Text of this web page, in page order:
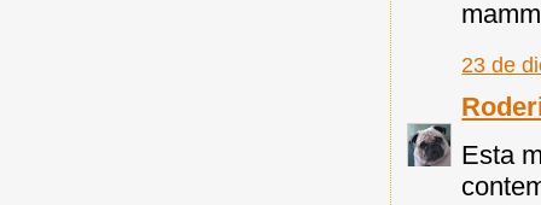
23 de
Esta